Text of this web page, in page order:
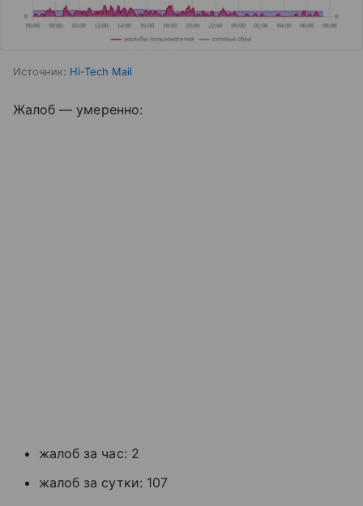
Источник: Hi-Tech Mail
Жалоб — умеренно:
жалоб за час: 2
жалоб за сутки: 107